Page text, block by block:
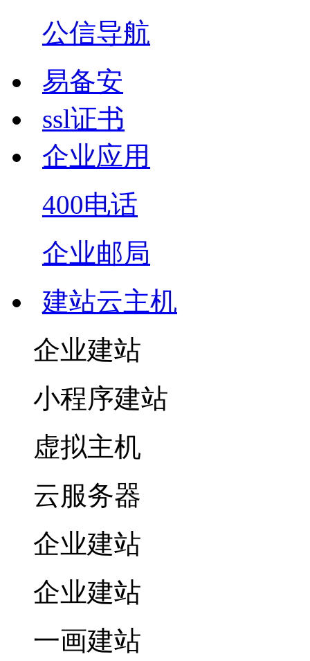
公信导航
易备安
ssl证书
企业应用
400电话
企业邮局
建站云主机
企业建站
小程序建站
虚拟主机
云服务器
企业建站
企业建站
一画建站